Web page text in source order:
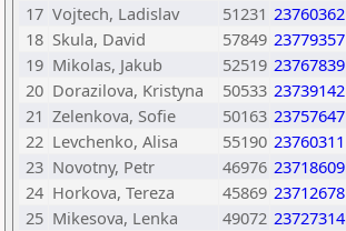
17 Vojtech, Ladislav 51231 23760362
18 Skula, David 57849 23779357
19 Mikolas, Jakub 52519 23767839
20 Dorazilova, Kristyna 50533 23739142
21 Zelenkova, Sofie 50163 23757647
22 Levchenko, Alisa 55190 23760311
23 Novotny, Petr 46976 23718609
24 Horkova, Tereza 45869 23712678
25 Mikesova, Lenka 49072 23727314